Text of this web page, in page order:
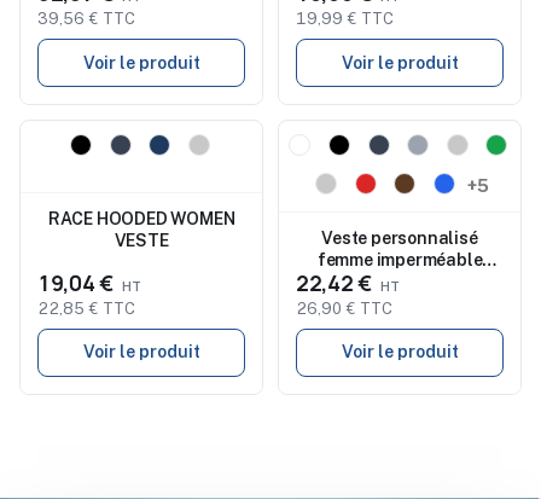
Femme - WILSON BW
380T
39,56 € TTC
Voir le produit
19,99 € TTC
Voir le produit
Nouveau
RACE HOODED WOMEN
VESTE
19,04 €
22,85 € TTC
Voir le produit
Nouveau
+5
Veste personnalisé
femme imperméable
respirante 340g ROXY
22,42 €
26,90 € TTC
Voir le produit